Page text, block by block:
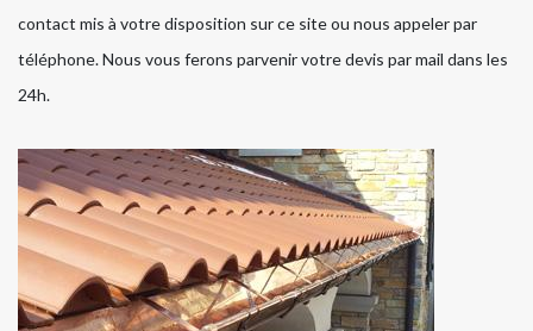
contact mis à votre disposition sur ce site ou nous appeler par
téléphone. Nous vous ferons parvenir votre devis par mail dans les
24h.